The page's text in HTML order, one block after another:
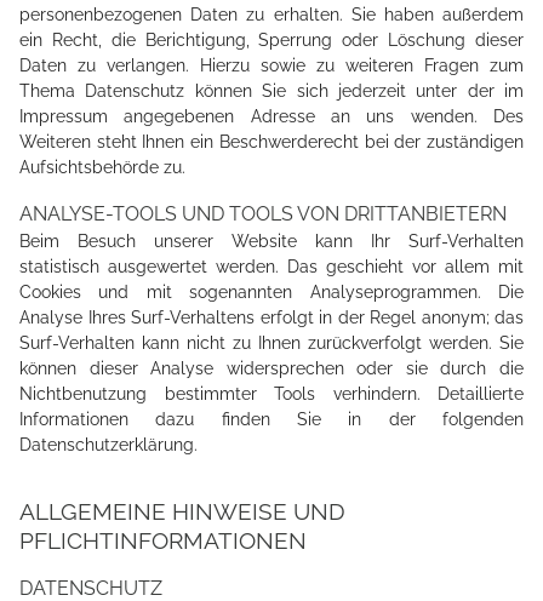
personenbezogenen Daten zu erhalten. Sie haben außerdem
ein Recht, die Berichtigung, Sperrung oder Löschung dieser
Daten zu verlangen. Hierzu sowie zu weiteren Fragen zum
Thema Datenschutz können Sie sich jederzeit unter der im
Impressum angegebenen Adresse an uns wenden. Des
Weiteren steht Ihnen ein Beschwerderecht bei der zuständigen
Aufsichtsbehörde zu.
ANALYSE-TOOLS UND TOOLS VON DRITTANBIETERN
Beim Besuch unserer Website kann Ihr Surf-Verhalten
statistisch ausgewertet werden. Das geschieht vor allem mit
Cookies und mit sogenannten Analyseprogrammen. Die
Analyse Ihres Surf-Verhaltens erfolgt in der Regel anonym; das
Surf-Verhalten kann nicht zu Ihnen zurückverfolgt werden. Sie
können dieser Analyse widersprechen oder sie durch die
Nichtbenutzung bestimmter Tools verhindern. Detaillierte
Informationen dazu finden Sie in der folgenden
Datenschutzerklärung.
ALLGEMEINE HINWEISE UND
PFLICHTINFORMATIONEN
DATENSCHUTZ